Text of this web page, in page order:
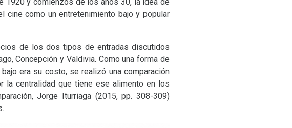
cine como un entretenimiento bajo y popular
de los dos tipos de entradas discutidos
Concepción y Valdivia. Como una forma de
era su costo, se realizó una comparación
la centralidad que tiene ese alimento en los
Jorge Iturriaga (2015, pp. 308-309)